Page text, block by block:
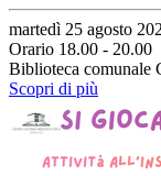
martedì 25 agosto
Orario 18.00 - 20.00
Biblioteca comunale
Scopri di più